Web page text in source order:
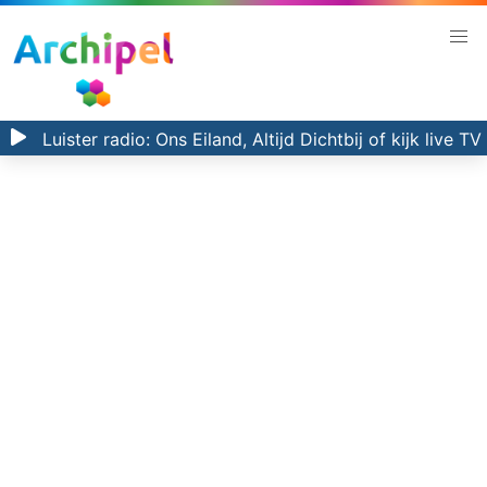
Luister radio: Ons Eiland, Altijd Dichtbij of kijk live TV